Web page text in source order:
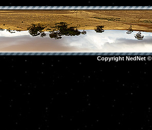
Copyright NedNet